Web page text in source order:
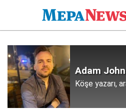
Adam
Köşe yazarı,